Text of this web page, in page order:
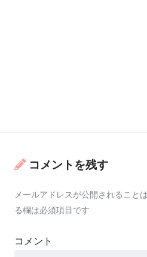
コメントを残す
メールアドレスが公開されること
る欄は必須項目です
コメント